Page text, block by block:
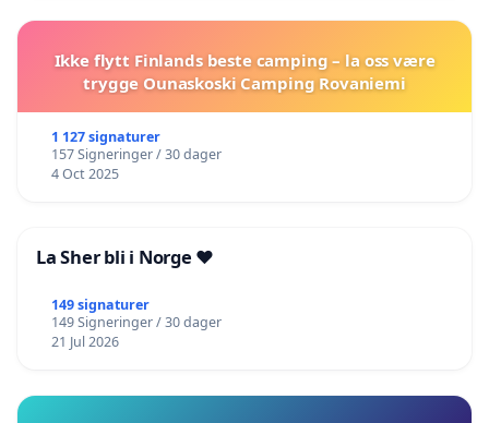
Ikke flytt Finlands beste camping – la oss være
trygge Ounaskoski Camping Rovaniemi
1 127 signaturer
157 Signeringer / 30 dager
4 Oct 2025
La Sher bli i Norge ❤️
149 signaturer
149 Signeringer / 30 dager
21 Jul 2026